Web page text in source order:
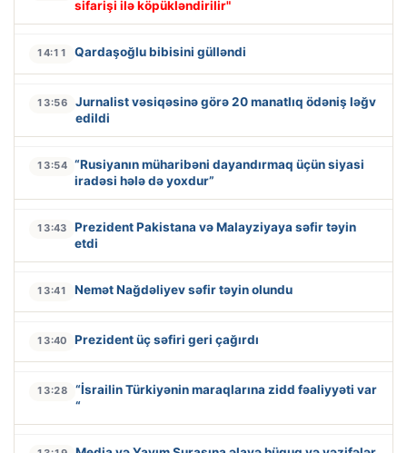
sifarişi ilə köpükləndirilir"
14:11 Qardaşoğlu bibisini gülləndi
13:56
Jurnalist vəsiqəsinə görə 20 manatlıq ödəniş ləğv
edildi
13:54 “Rusiyanın müharibəni dayandırmaq üçün siyasi
iradəsi hələ də yoxdur”
13:43
Prezident Pakistana və Malayziyaya səfir təyin
etdi
13:41 Nemət Nağdəliyev səfir təyin olundu
13:40 Prezident üç səfiri geri çağırdı
13:28
“İsrailin Türkiyənin maraqlarına zidd fəaliyyəti var
“